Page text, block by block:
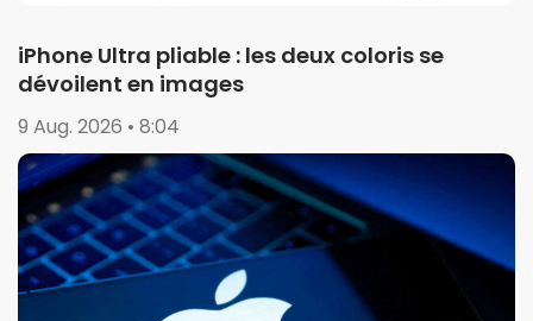
iPhone Ultra pliable : les deux coloris se
dévoilent en images
9 Aug. 2026 • 8:04